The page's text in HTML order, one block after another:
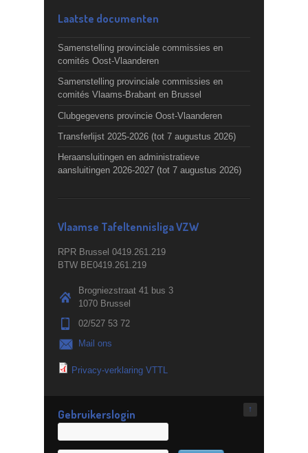
Laatste documenten
Samenstelling provinciale commissies en
comités Oost-Vlaanderen
Samenstelling provinciale commissies en
comités Vlaams-Brabant en Brussel
Clubgegevens provincie Oost-Vlaanderen
Transferlijst 2025-2026 (tot 7 augustus 2026)
Heraansluitingen en administratieve
aansluitingen 2026-2027 (tot 7 augustus 2026)
Vlaamse Tafeltennisliga VZW
RPR Brussel 0419.261.219
BTW BE0419.261.219
Brogniezstraat 41 bus 3
1070 Brussel
02/527 53 72
Mail ons
Privacy-verklaring VTTL
↑
Gebruikerslogin